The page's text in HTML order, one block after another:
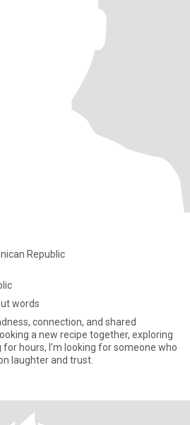
Republic
words
connection, and shared
a new recipe together, exploring
hours, I’m looking for someone who
laughter and trust.